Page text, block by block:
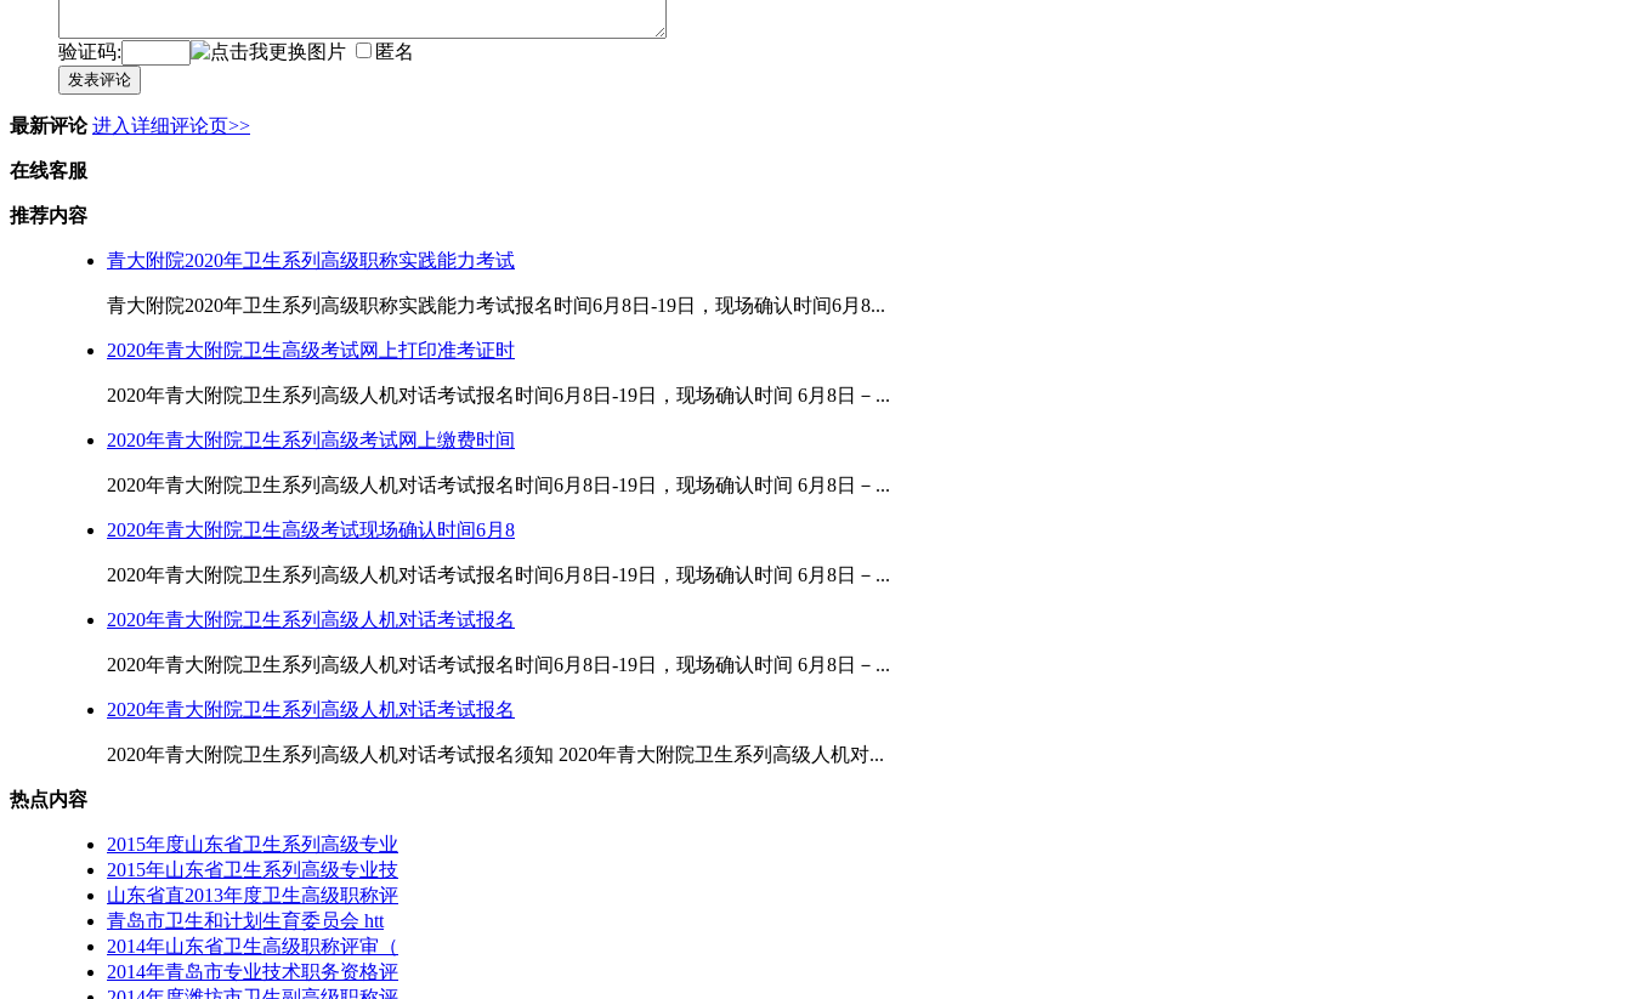
验证码: 匿名
发表评论
最新评论 进入详细评论页>>
在线客服
推荐内容
青大附院2020年卫生系列高级职称实践能力考试
青大附院2020年卫生系列高级职称实践能力考试报名时间6月8日-19日，现场确认时间6月8...
2020年青大附院卫生高级考试网上打印准考证时
2020年青大附院卫生系列高级人机对话考试报名时间6月8日-19日，现场确认时间 6月8日－...
2020年青大附院卫生系列高级考试网上缴费时间
2020年青大附院卫生系列高级人机对话考试报名时间6月8日-19日，现场确认时间 6月8日－...
2020年青大附院卫生高级考试现场确认时间6月8
2020年青大附院卫生系列高级人机对话考试报名时间6月8日-19日，现场确认时间 6月8日－...
2020年青大附院卫生系列高级人机对话考试报名
2020年青大附院卫生系列高级人机对话考试报名时间6月8日-19日，现场确认时间 6月8日－...
2020年青大附院卫生系列高级人机对话考试报名
2020年青大附院卫生系列高级人机对话考试报名须知 2020年青大附院卫生系列高级人机对...
热点内容
2015年度山东省卫生系列高级专业
2015年山东省卫生系列高级专业技
山东省直2013年度卫生高级职称评
青岛市卫生和计划生育委员会 htt
2014年山东省卫生高级职称评审（
2014年青岛市专业技术职务资格评